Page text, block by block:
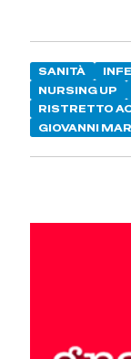
SANITÀ
NURSING UP
RISTRETTO
GIOVANNI